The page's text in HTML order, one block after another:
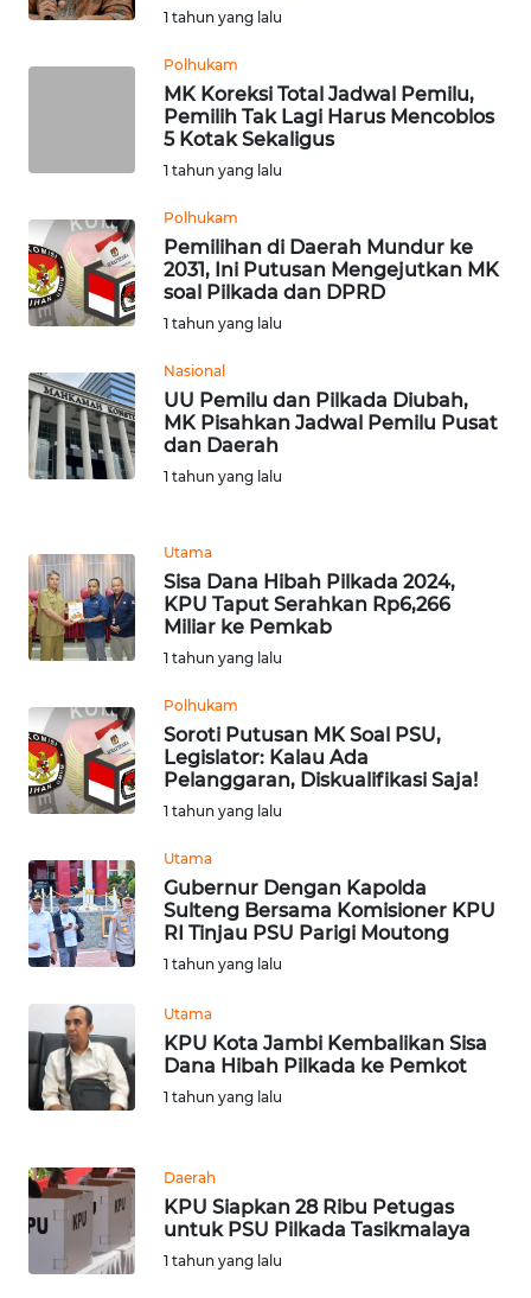
1 tahun yang lalu
Polhukam
MK Koreksi Total Jadwal Pemilu,
Pemilih Tak Lagi Harus Mencoblos
5 Kotak Sekaligus
1 tahun yang lalu
Polhukam
Pemilihan di Daerah Mundur ke
2031, Ini Putusan Mengejutkan MK
soal Pilkada dan DPRD
1 tahun yang lalu
Nasional
UU Pemilu dan Pilkada Diubah,
MK Pisahkan Jadwal Pemilu Pusat
dan Daerah
1 tahun yang lalu
Utama
Sisa Dana Hibah Pilkada 2024,
KPU Taput Serahkan Rp6,266
Miliar ke Pemkab
1 tahun yang lalu
Polhukam
Soroti Putusan MK Soal PSU,
Legislator: Kalau Ada
Pelanggaran, Diskualifikasi Saja!
1 tahun yang lalu
Utama
Gubernur Dengan Kapolda
Sulteng Bersama Komisioner KPU
RI Tinjau PSU Parigi Moutong
1 tahun yang lalu
Utama
KPU Kota Jambi Kembalikan Sisa
Dana Hibah Pilkada ke Pemkot
1 tahun yang lalu
Daerah
KPU Siapkan 28 Ribu Petugas
untuk PSU Pilkada Tasikmalaya
1 tahun yang lalu
SULBAR
WN
BABEL
WN
SUMBAR
WN
WN
BENGKULU
WN
WN
JATENG
WN
JOGJA
JATIM
WN
BALI
WN
KALBAR
WN